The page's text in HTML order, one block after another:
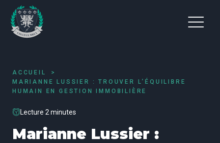
ACCUEIL
MARIANNE LUSSIER : TROUVER L’ÉQUILIBRE
HUMAIN EN GESTION IMMOBILIÈRE
Lecture 2 minutes
Marianne Lussier :